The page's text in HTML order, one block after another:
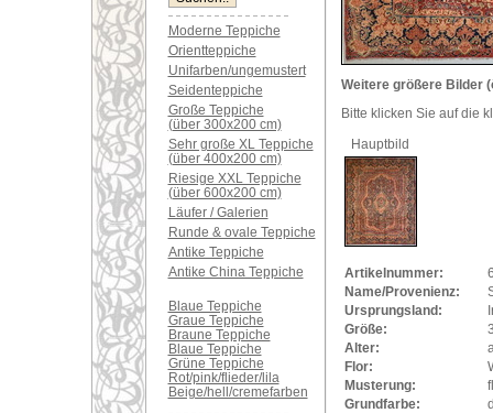
Moderne Teppiche
Orientteppiche
Unifarben/ungemustert
Seidenteppiche
Große Teppiche
(über 300x200 cm)
Sehr große XL Teppiche
(über 400x200 cm)
Riesige XXL Teppiche
(über 600x200 cm)
Läufer / Galerien
Runde & ovale Teppiche
Antike Teppiche
Antike China Teppiche
Blaue Teppiche
Graue Teppiche
Braune Teppiche
Blaue Teppiche
Grüne Teppiche
Rot/pink/flieder/lila
Beige/hell/cremefarben
Weitere größere Bilder
Bitte klicken Sie auf die
Hauptbild
Artikelnummer:
Name/Provenienz:
Ursprungsland:
Größe:
Alter:
Flor:
Musterung:
Grundfarbe: